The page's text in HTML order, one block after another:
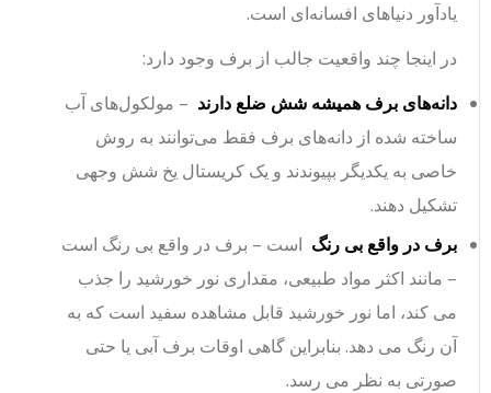
یادآور دنیاهای افسانه‌ای است.
در اینجا چند واقعیت جالب از برف وجود دارد:
دانه‌های برف همیشه شش ضلع دارند– مولکول‌های آب
ساخته شده از دانه‌های برف فقط می‌توانند به روش
خاصی به یکدیگر بپیوندند و یک کریستال یخ شش وجهی
تشکیل دهند.
برف در واقع بی رنگاست – برف در واقع بی رنگ است
– مانند اکثر مواد طبیعی، مقداری نور خورشید را جذب
می کند، اما نور خورشید قابل مشاهده سفید است که به
آن رنگ می دهد. بنابراین گاهی اوقات برف آبی یا حتی
صورتی به نظر می رسد.